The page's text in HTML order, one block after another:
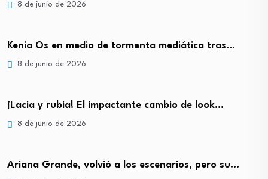
8 de junio de 2026
Kenia Os en medio de tormenta mediática tras…
8 de junio de 2026
¡Lacia y rubia! El impactante cambio de look…
8 de junio de 2026
Ariana Grande, volvió a los escenarios, pero su…